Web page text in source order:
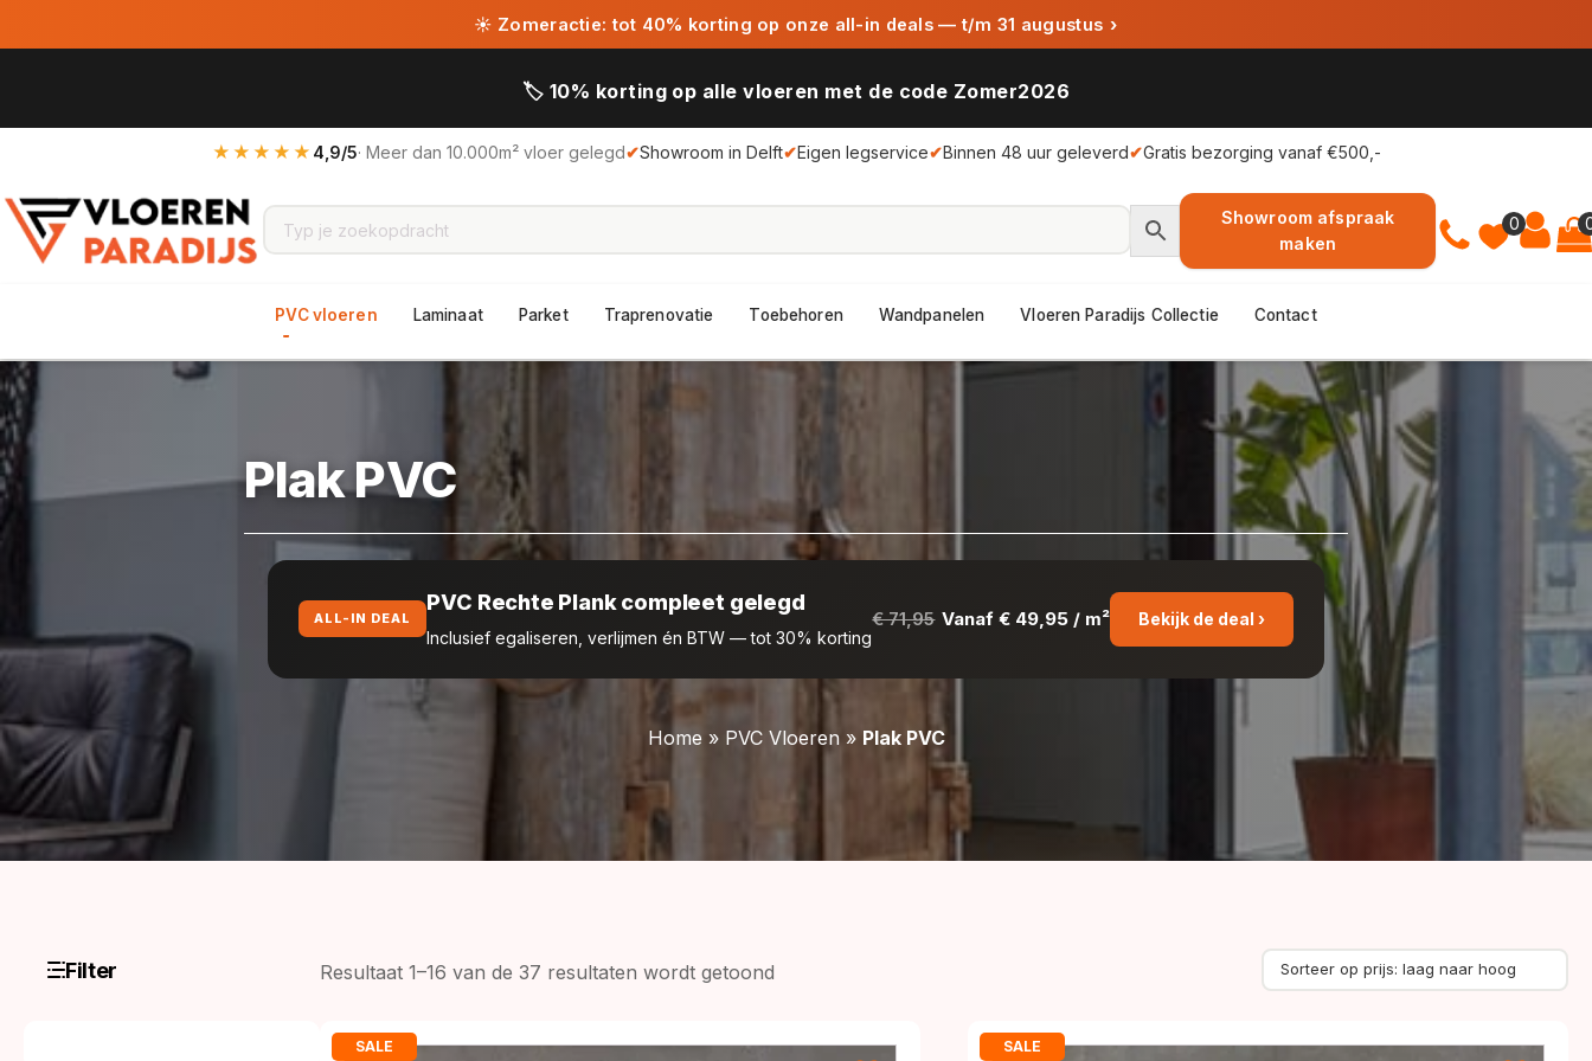
☀ Zomeractie: tot 40% korting op onze all-in deals — t/m 31 augustus ›
🏷️ 10% korting op alle vloeren met de code Zomer2026
★★★★★ 4,9/5· Meer dan 10.000m² vloer gelegd✔Showroom in Delft✔Eigen legservice✔Binnen 48 uur geleverd✔Gratis bezorging vanaf €500,-
0
Showroom afspraak
maken
PVC vloeren Laminaat Parket Traprenovatie Toebehoren Wandpanelen Vloeren Paradijs Collectie Contact
Plak PVC
ALL-IN DEAL
PVC Rechte Plank compleet gelegd
Inclusief egaliseren, verlijmen én BTW — tot 30% korting
€ 71,95 Vanaf € 49,95 / m² Bekijk de deal ›
Home » PVC Vloeren» Plak PVC
Filter Resultaat 1–16 van de 37 resultaten wordt getoond
SALE SALE